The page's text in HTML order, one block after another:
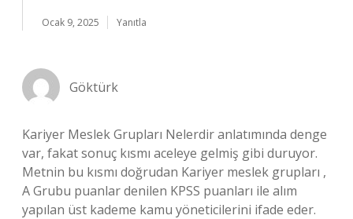
Ocak 9, 2025 Yanıtla
Göktürk
Kariyer Meslek Grupları Nelerdir anlatımında denge
var, fakat sonuç kısmı aceleye gelmiş gibi duruyor.
Metnin bu kısmı doğrudan Kariyer meslek grupları ,
A Grubu puanlar denilen KPSS puanları ile alım
yapılan üst kademe kamu yöneticilerini ifade eder.